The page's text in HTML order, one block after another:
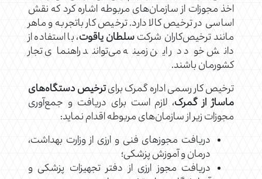
اخذ مجوزات از سازمان‌های مربوطه اشاره کرد که نقش
اساسی در ترخیص کالا دارد. ترخیص کار باتجربه و ماهر
مانند ترخیص‌کاران شرکتسلطان یاقوت، با استفاده از
دانش خود در این زمینه می‌توانند راهنمای تجار
کشورمان باشند.
ترخیص کار رسمی اداره گمرک برایترخیص دستگاه‌های
ماساژ از گمرک، لازم است برای دریافت و جمع‌آوری
مجوزات زیر از سازمان‌های مربوطه اقدام نماید:
دریافت مجوزهای فنی و ارزی از وزارت بهداشت،
درمان و آموزش پزشکی؛
دریافت مجوز ارزی از دفتر تجهیزات پزشکی و